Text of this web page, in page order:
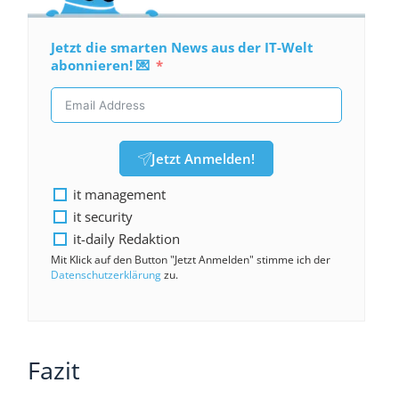
Jetzt die smarten News aus der IT-Welt
abonnieren! 💌
Jetzt Anmelden!
it management
it security
it-daily Redaktion
Mit Klick auf den Button "Jetzt Anmelden" stimme ich der
Datenschutzerklärungzu.
Fazit